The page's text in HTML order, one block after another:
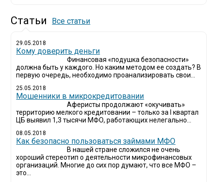
Статьи Все статьи
29.05.2018
Кому доверить деньги
Финансовая «подушка безопасности»
должна быть у каждого. Но каким методом ее создать? В
первую очередь, необходимо проанализировать свои...
25.05.2018
Мошенники в микрокредитовании
Аферисты продолжают «окучивать»
территорию мелкого кредитовании – только за I квартал
ЦБ выявил 1,3 тысячи МФО, работающих нелегально...
08.05.2018
Как безопасно пользоваться займами МФО
В нашей стране сложился не очень
хороший стереотип о деятельности микрофинансовых
организаций. Многие до сих пор думают, что все МФО –
это...